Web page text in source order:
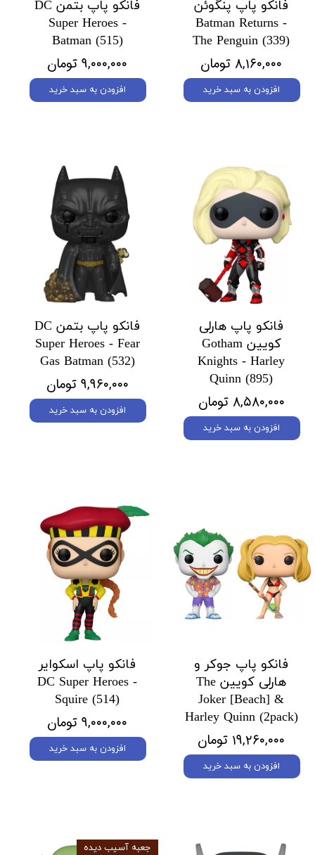
فانکو پاپ پنگوئن
Batman Returns -
The Penguin (339)
۸,۱۶۰,۰۰۰ تومان
افزودن به سبد خرید
فانکو پاپ بتمن DC
Super Heroes -
Batman (515)
۹,۰۰۰,۰۰۰ تومان
افزودن به سبد خرید
فانکو پاپ هارلی
کویین Gotham
Knights - Harley
Quinn (895)
۸,۵۸۰,۰۰۰ تومان
افزودن به سبد خرید
فانکو پاپ بتمن DC
Super Heroes - Fear
Gas Batman (532)
۹,۹۶۰,۰۰۰ تومان
افزودن به سبد خرید
فانکو پاپ جوکر و
هارلی کویین The
Joker [Beach] &
Harley Quinn (2pack)
۱۹,۲۶۰,۰۰۰ تومان
افزودن به سبد خرید
فانکو پاپ اسکوایر
DC Super Heroes -
Squire (514)
۹,۰۰۰,۰۰۰ تومان
افزودن به سبد خرید
جعبه آسیب دیده